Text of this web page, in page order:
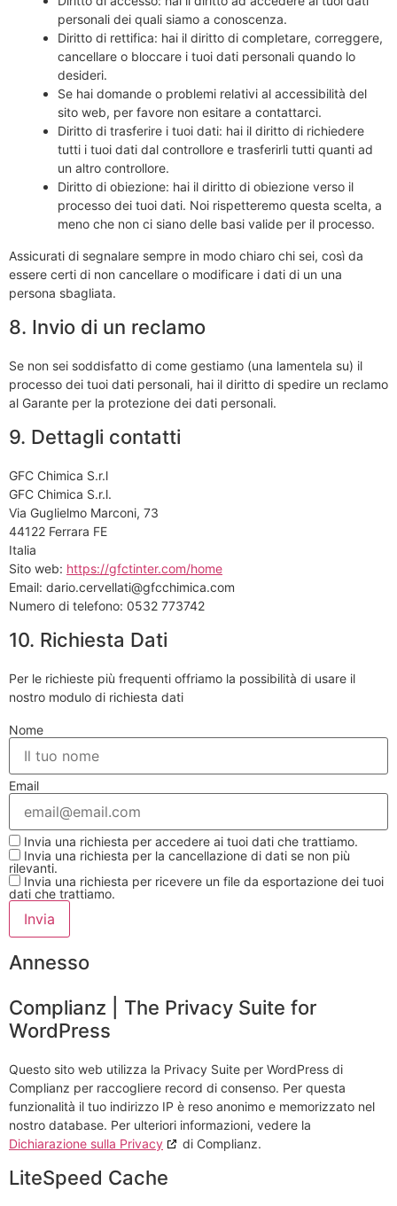
personali dei quali siamo a conoscenza.
Diritto di rettifica: hai il diritto di completare, correggere,
cancellare o bloccare i tuoi dati personali quando lo
desideri.
Se hai domande o problemi relativi al accessibilità del
sito web, per favore non esitare a contattarci.
Diritto di trasferire i tuoi dati: hai il diritto di richiedere
tutti i tuoi dati dal controllore e trasferirli tutti quanti ad
un altro controllore.
Diritto di obiezione: hai il diritto di obiezione verso il
processo dei tuoi dati. Noi rispetteremo questa scelta, a
meno che non ci siano delle basi valide per il processo.
Assicurati di segnalare sempre in modo chiaro chi sei, così da
essere certi di non cancellare o modificare i dati di un una
persona sbagliata.
8. Invio di un reclamo
Se non sei soddisfatto di come gestiamo (una lamentela su) il
processo dei tuoi dati personali, hai il diritto di spedire un reclamo
al Garante per la protezione dei dati personali.
9. Dettagli contatti
GFC Chimica S.r.l
GFC Chimica S.r.l.
Via Guglielmo Marconi, 73
44122 Ferrara FE
Italia
Sito web: https://gfctinter.com/home
Email: dario.cervellati@gfcchimica.com
Numero di telefono: 0532 773742
10. Richiesta Dati
Per le richieste più frequenti offriamo la possibilità di usare il
nostro modulo di richiesta dati
Nome
Email
Invia una richiesta per accedere ai tuoi dati che trattiamo.
Invia una richiesta per la cancellazione di dati se non più
rilevanti.
Invia una richiesta per ricevere un file da esportazione dei tuoi
dati che trattiamo.
Annesso
Complianz | The Privacy Suite for
WordPress
Questo sito web utilizza la Privacy Suite per WordPress di
Complianz per raccogliere record di consenso. Per questa
funzionalità il tuo indirizzo IP è reso anonimo e memorizzato nel
nostro database. Per ulteriori informazioni, vedere la
Dichiarazione sulla Privacy
di Complianz.
LiteSpeed Cache